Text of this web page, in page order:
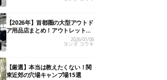
【2026年】首都圏の大型アウトド
ア用品店まとめ！アウトレット情
2026/01/06
ヨシダ コウキ
【厳選】本当は教えたくない！関
東近郊の穴場キャンプ場15選